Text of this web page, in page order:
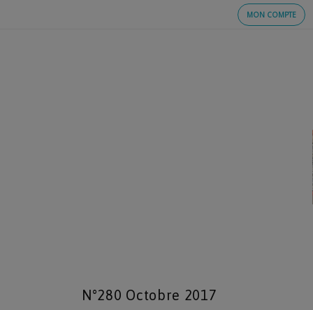
MON COMPTE
N°280 Octobre 2017